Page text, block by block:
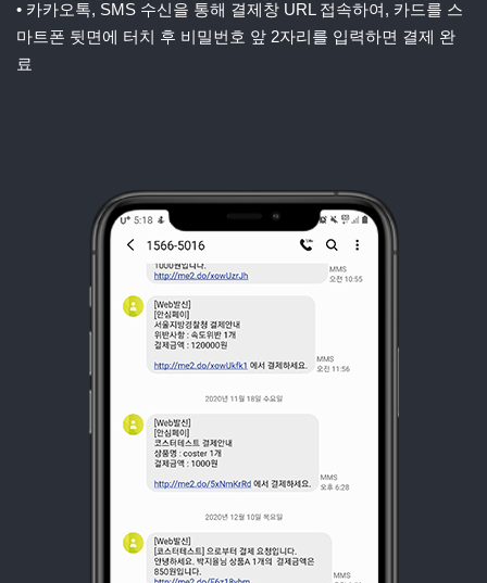
• 카카오톡, SMS 수신을 통해 결제창 URL 접속하여, 카드를 스
마트폰 뒷면에 터치 후 비밀번호 앞 2자리를 입력하면 결제 완
료